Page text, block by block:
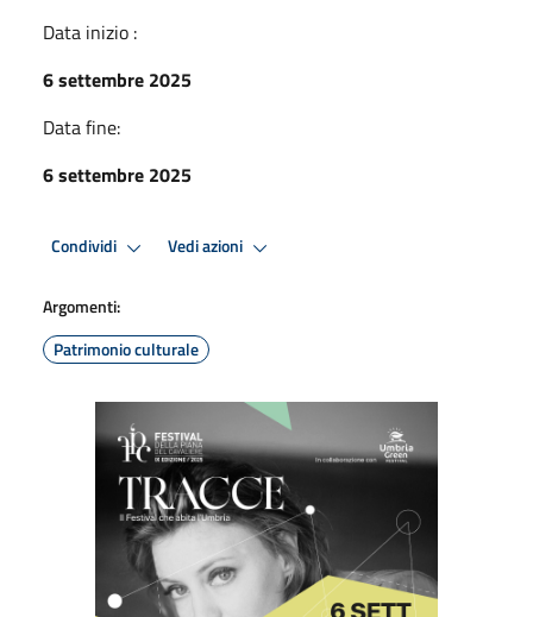
Data inizio :
6 settembre 2025
Data fine:
6 settembre 2025
Condividi Vedi azioni
Argomenti:
Patrimonio culturale